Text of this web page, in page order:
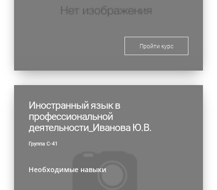
Пройти курс
Иностранный язык в
профессиональной
деятельности_Иванова Ю.В.
Группа С-41
Необходимые навыки